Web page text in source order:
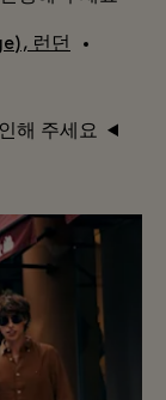
런던
해 주세요.